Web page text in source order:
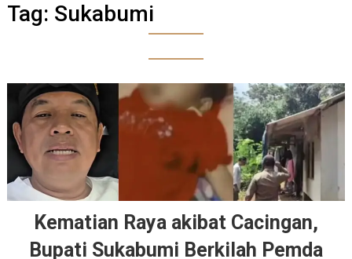
Tag: Sukabumi
Kematian Raya akibat Cacingan,
Bupati Sukabumi Berkilah Pemda